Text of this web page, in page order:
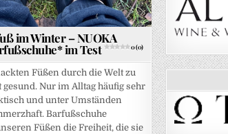
im Winter – NUOKA
im Test 0 (0)
Füßen durch die Welt zu
gesund. Nur im Alltag häufig sehr
und unter Umständen
Barfußschuhe
Füßen die Freiheit, die sie